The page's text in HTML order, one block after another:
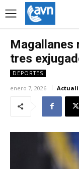
Magallanes
tres
DEPORTES
enero 7, 2026